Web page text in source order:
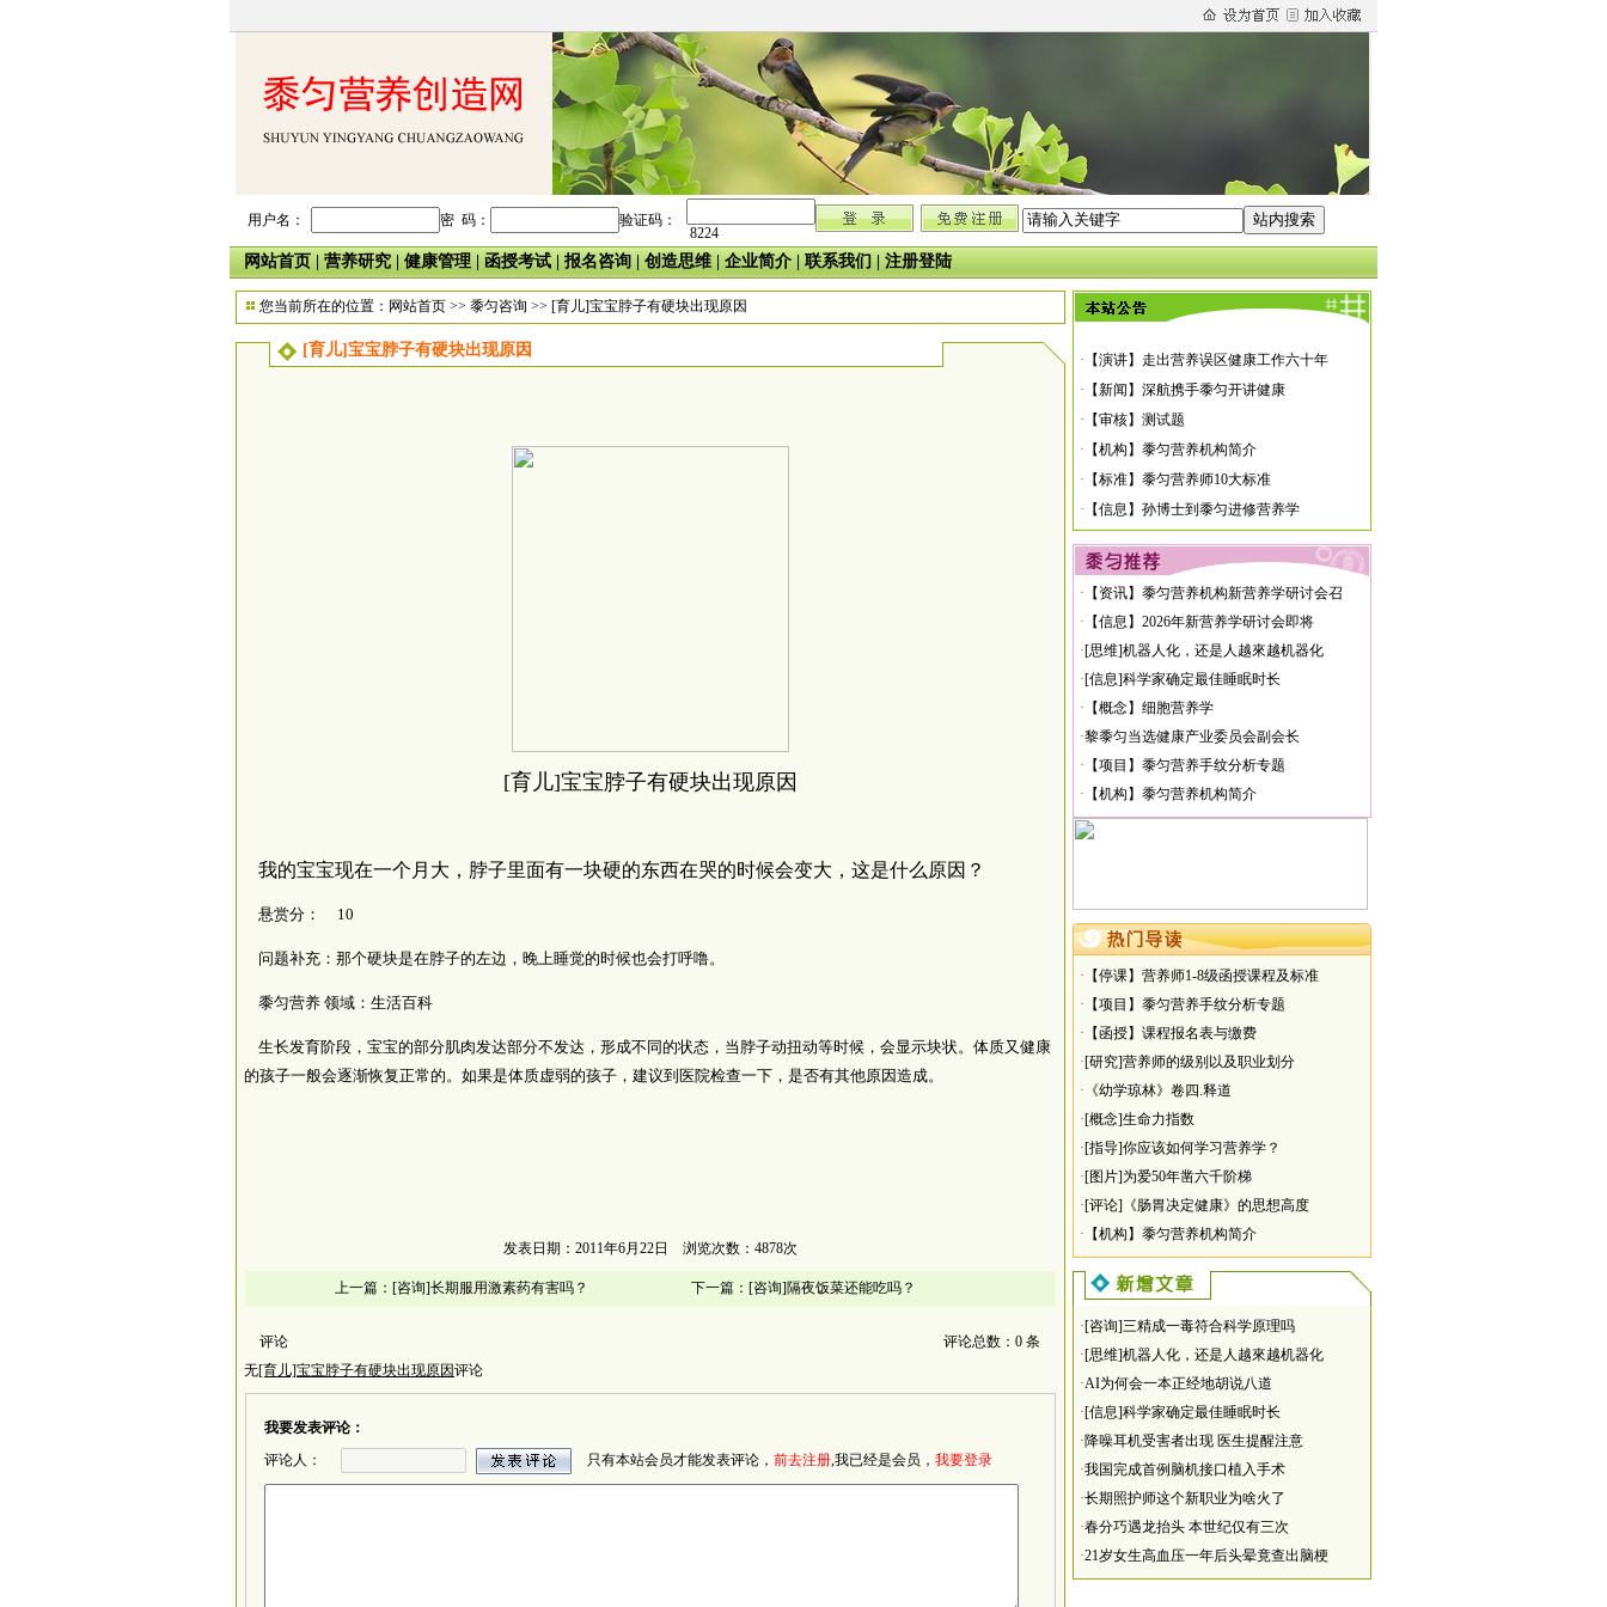
用户名： 密 码： 验证码：
8224
网站首页 营养研究 健康管理 函授考试 报名咨询 创造思维| 企业简介 联系我们 注册登陆
您当前所在的位置： 网站首页 >> 黍匀咨询 >> [育儿]宝宝脖子有硬块出现原因
[育儿]宝宝脖子有硬块出现原因
[育儿]宝宝脖子有硬块出现原因
我的宝宝现在一个月大，脖子里面有一块硬的东西在哭的时候会变大，这是什么原因？
悬赏分： 10
问题补充： 那个硬块是在脖子的左边，晚上睡觉的时候也会打呼噜。
黍匀营养 领域：生活百科
生长发育阶段，宝宝的部分肌肉发达部分不发达，形成不同的状态，当脖子动扭动等时候，会显示块状。体质又健康
的孩子一般会逐渐恢复正常的。如果是体质虚弱的孩子，建议到医院检查一下，是否有其他原因造成。
发表日期：2011年6月22日 浏览次数：4878次
上一篇： [咨询]长期服用激素药有害吗？ 下一篇： [咨询]隔夜饭菜还能吃吗？
评论
评论总数：0 条
无[育儿]宝宝脖子有硬块出现原因评论
我要发表评论：
评论人：
只有本站会员才能发表评论， 前去注册,我已经是会员， 我要登录
·【机构】黍匀营养机构简介
·【标准】黍匀营养师10大标准
·【信息】孙博士到黍匀进修营养学
·【发布】黍匀网站服务许可协议
【信息】韩国研究生报名学营养
【新闻】深航携手黍匀开讲健康
【审核】测试题
【机构】黍匀营养机构简介
【标准】黍匀营养师10大标准
【信息】孙博士到黍匀进修营养学
【发布】黍匀网站服务许可协议
·【信息】韩国研究生报名学营养
·【演讲】走出营养误区健康工作六十年
· 【资讯】黍匀营养机构新营养学研讨会召
· 【信息】2026年新营养学研讨会即将
·[思维]机器人化，还是人越來越机器化
·[信息]科学家确定最佳睡眠时长
· 【概念】细胞营养学
·黎黍匀当选健康产业委员会副会长
· 【项目】黍匀营养手纹分析专题
· 【机构】黍匀营养机构简介
· 【停课】营养师1-8级函授课程及标准
· 【项目】黍匀营养手纹分析专题
· 【函授】课程报名表与缴费
·[研究]营养师的级别以及职业划分
· 《幼学琼林》卷四.释道
·[概念]生命力指数
·[指导]你应该如何学习营养学？
·[图片]为爱50年凿六千阶梯
·[评论]《肠胃决定健康》的思想高度
· 【机构】黍匀营养机构简介
·[咨询]三精成一毒符合科学原理吗
·[思维]机器人化，还是人越來越机器化
·AI为何会一本正经地胡说八道
·[信息]科学家确定最佳睡眠时长
·降噪耳机受害者出现 医生提醒注意
·我国完成首例脑机接口植入手术
·长期照护师这个新职业为啥火了
·春分巧遇龙抬头 本世纪仅有三次
·21岁女生高血压一年后头晕竟查出脑梗